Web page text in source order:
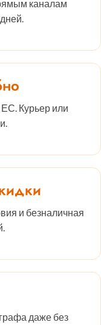
каналам
Курьер или
и безналичная
даже без